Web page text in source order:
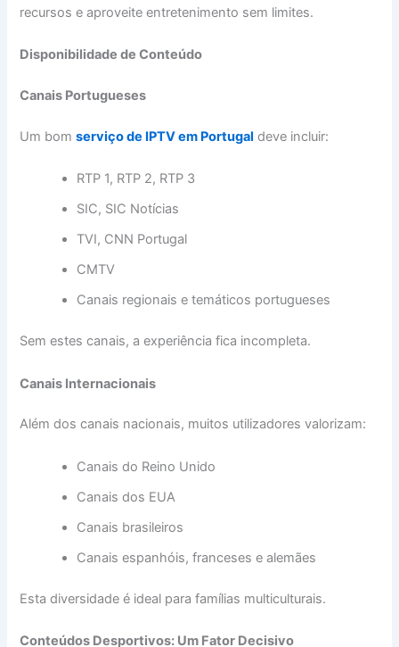
recursos e aproveite entretenimento sem limites.
Disponibilidade de Conteúdo
Canais Portugueses
Um bomserviço de IPTV em Portugal deve incluir:
RTP 1, RTP 2, RTP 3
SIC, SIC Notícias
TVI, CNN Portugal
CMTV
Canais regionais e temáticos portugueses
Sem estes canais, a experiência fica incompleta.
Canais Internacionais
Além dos canais nacionais, muitos utilizadores valorizam:
Canais do Reino Unido
Canais dos EUA
Canais brasileiros
Canais espanhóis, franceses e alemães
Esta diversidade é ideal para famílias multiculturais.
Conteúdos Desportivos: Um Fator Decisivo